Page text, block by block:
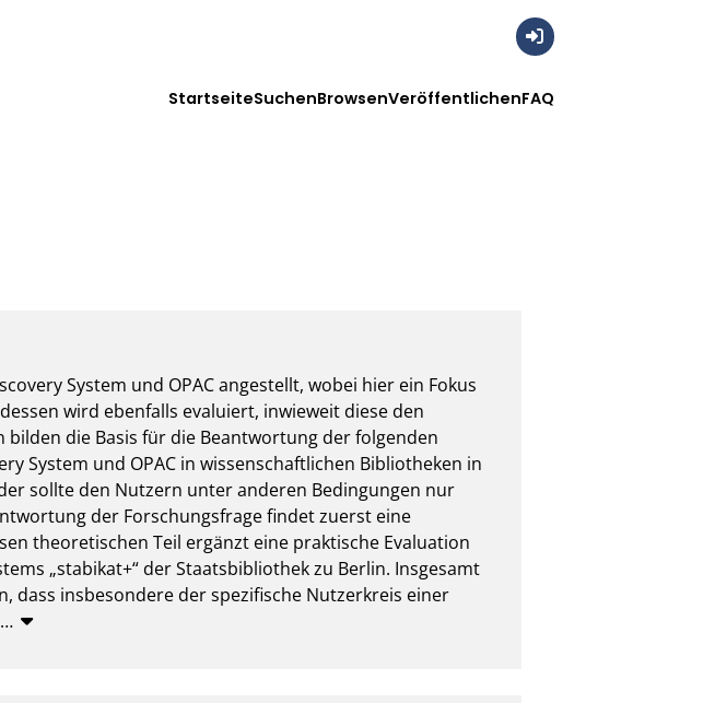
StartseiteSuchenBrowsenVeröffentlichenFAQ
System und OPAC angestellt, wobei hier ein Fokus
wird ebenfalls evaluiert, inwieweit diese den
die Basis für die Beantwortung der folgenden
System und OPAC in wissenschaftlichen Bibliotheken in
sollte den Nutzern unter anderen Bedingungen nur
der Forschungsfrage findet zuerst eine
theoretischen Teil ergänzt eine praktische Evaluation
„stabikat+“ der Staatsbibliothek zu Berlin. Insgesamt
dass insbesondere der spezifische Nutzerkreis einer
…